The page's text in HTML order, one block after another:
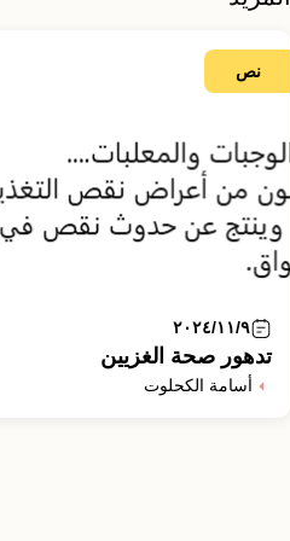
نص
٢٠٢٤/١١/٩
تدهور صحة الغزيين
أسامة الكحلوت